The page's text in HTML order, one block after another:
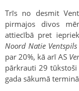
Trīs no desmit
pirmajos divos
attiecībā pret
Noord Natie
par 20%, kā arī AS
pārkrauti 29
gada sākumā